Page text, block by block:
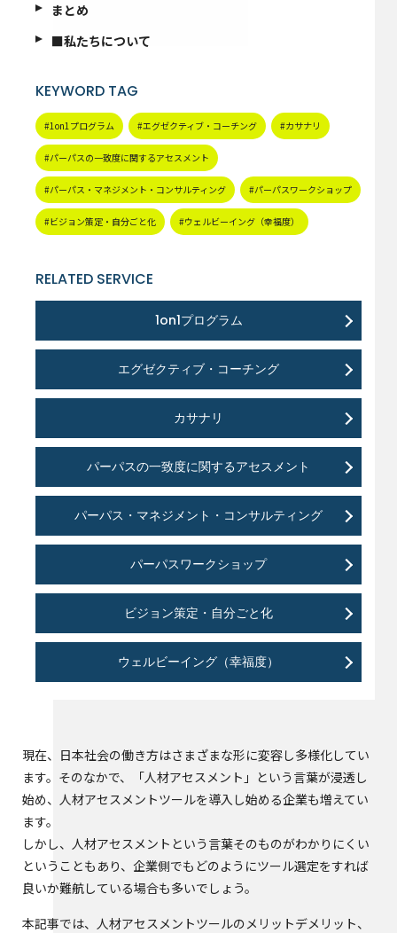
まとめ
■私たちについて
KEYWORD TAG
#1on1プログラム #エグゼクティブ・コーチング #カサナリ
#パーパスの一致度に関するアセスメント
#パーパス・マネジメント・コンサルティング #パーパスワークショップ
#ビジョン策定・自分ごと化 #ウェルビーイング（幸福度）
RELATED SERVICE
1on1プログラム
エグゼクティブ・コーチング
カサナリ
パーパスの一致度に関するアセスメント
パーパス・マネジメント・コンサルティング
パーパスワークショップ
ビジョン策定・自分ごと化
ウェルビーイング（幸福度）
現在、日本社会の働き方はさまざまな形に変容し多様化してい
ます。そのなかで、「人材アセスメント」という言葉が浸透し
始め、人材アセスメントツールを導入し始める企業も増えてい
ます。
しかし、人材アセスメントという言葉そのものがわかりにくい
ということもあり、企業側でもどのようにツール選定をすれば
良いか難航している場合も多いでしょう。
本記事では、人材アセスメントツールのメリットデメリット、